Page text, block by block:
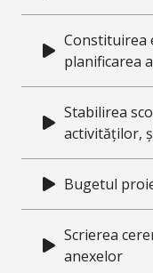
Constituirea
planificarea
Stabilirea
activităților,
Bugetul
Scrierea
anexelor